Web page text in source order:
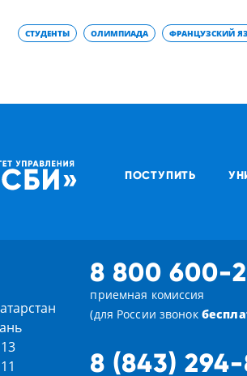
СТУДЕНТЫ ОЛИМПИАДА ФРАНЦУЗСКИЙ
ПОСТУПИТЬ
8 800 600-
приемная комиссия
(для России звонок
8 (843)